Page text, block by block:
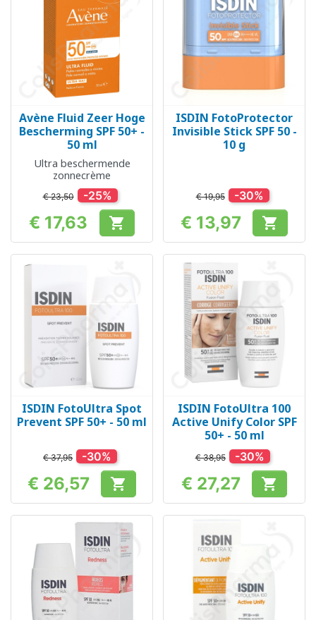
Avène Fluid Zeer Hoge
Bescherming SPF 50+ -
50 ml
Ultra beschermende
zonnecrème
€ 23,50 -25%
Prijs
€ 17,63 
ISDIN FotoProtector
Invisible Stick SPF 50 -
10 g
€ 19,95 -30%
Prijs
€ 13,97 
ISDIN FotoUltra Spot
Prevent SPF 50+ - 50 ml
€ 37,95 -30%
Prijs
€ 26,57 
ISDIN FotoUltra 100
Active Unify Color SPF
50+ - 50 ml
€ 38,95 -30%
Prijs
€ 27,27 